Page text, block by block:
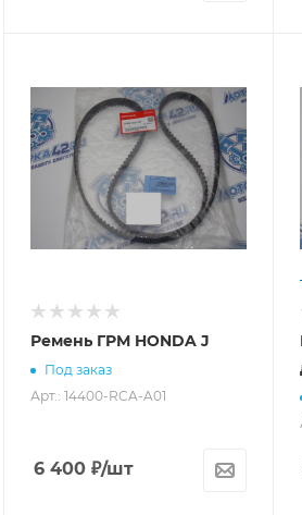
Ремень ГРМ HONDA J
Под заказ
Арт.: 14400-RCA-A01
6 400 ₽/шт